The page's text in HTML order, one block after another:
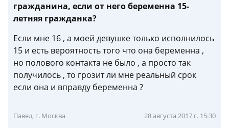
гражданина, если от него беременна 15-
летняя гражданка?
Если мне 16 , а моей девушке только исполнилось
15 и есть вероятность того что она беременна ,
но полового контакта не было , а просто так
получилось , то грозит ли мне реальный срок
если она и вправду беременна ?
Павел, г. Москва 28 августа 2017 г. 15:30